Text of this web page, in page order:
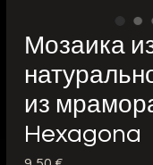
Мозаика
из
Hexagona